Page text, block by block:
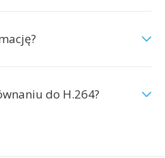
do H.264?